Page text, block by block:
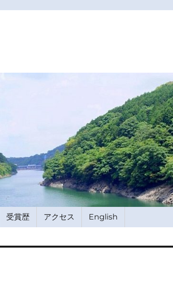
受賞歴 アクセス English